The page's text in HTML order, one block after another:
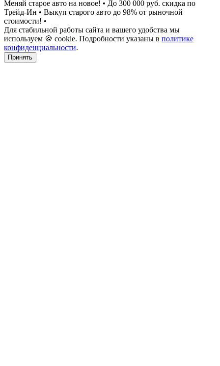
Меняй старое авто на новое! • До 300 000 руб. скидка по
Трейд-Ин • Выкуп старого авто до 98% от рыночной
стоимости! •
Для стабильной работы сайта и вашего удобства мы
используем 🍪 cookie. Подробности указаны в политике
конфиденциальности.
Принять